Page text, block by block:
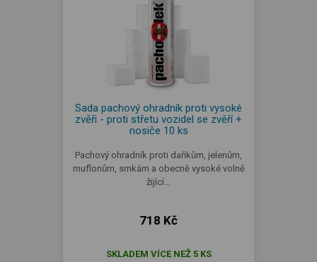
Sada pachový ohradník proti vysoké
zvěři - proti střetu vozidel se zvěří +
nosiče 10 ks
Pachový ohradník proti daňkům, jelenům,
muflonům, srnkám a obecně vysoké volně
žijící…
718 Kč
SKLADEM VÍCE NEŽ 5 KS